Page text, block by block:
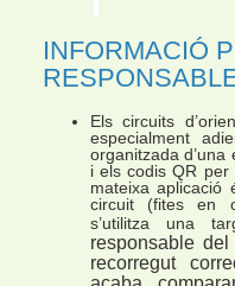
INFORMACIÓ
Els circuits
especialment
organitzada d’una
i els codis QR
mateixa aplicació
circuit (fites en
s’utilitza una
responsable
recorregut